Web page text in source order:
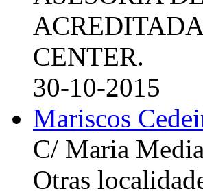
CENTER.
30-10-2015
Mariscos
C/ Maria
Otras